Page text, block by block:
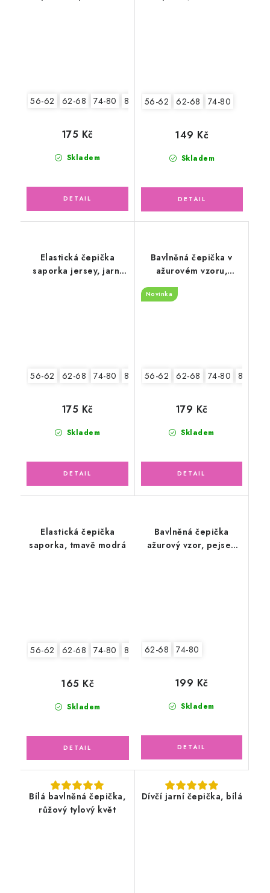
56-62 62-68 74-80 80-86
Skladem
175 Kč
56-62 62-68 74-80
Skladem
149 Kč
Elastická čepička
saporka jersey, jarní
56-62 62-68 74-80 80-86
Skladem
175 Kč
Bavlněná čepička v
ažurovém vzoru,
Novinka
56-62 62-68 74-80 80-86
Skladem
179 Kč
Elastická čepička
saporka, tmavě modrá
56-62 62-68 74-80 80-86
Skladem
165 Kč
Bavlněná čepička
ažurový vzor, pejsek
62-68 74-80
Skladem
199 Kč
Bílá bavlněná čepička,
růžový tylový květ
Dívčí jarní čepička, bílá